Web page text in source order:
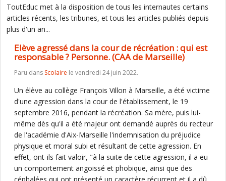
ToutEduc met à la disposition de tous les internautes certains
articles récents, les tribunes, et tous les articles publiés depuis
plus d'un an...
Elève agressé dans la cour de récréation : qui est
responsable ? Personne. (CAA de Marseille)
Paru dans Scolaire le vendredi 24 juin 2022.
Un élève au collège François Villon à Marseille, a été victime
d'une agression dans la cour de l'établissement, le 19
septembre 2016, pendant la récréation. Sa mère, puis lui-
même dès qu'il a été majeur ont demandé auprès du recteur
de l'académie d'Aix-Marseille l'indemnisation du préjudice
physique et moral subi et résultant de cette agression. En
effet, ont-ils fait valoir, "à la suite de cette agression, il a eu
un comportement angoissé et phobique, ainsi que des